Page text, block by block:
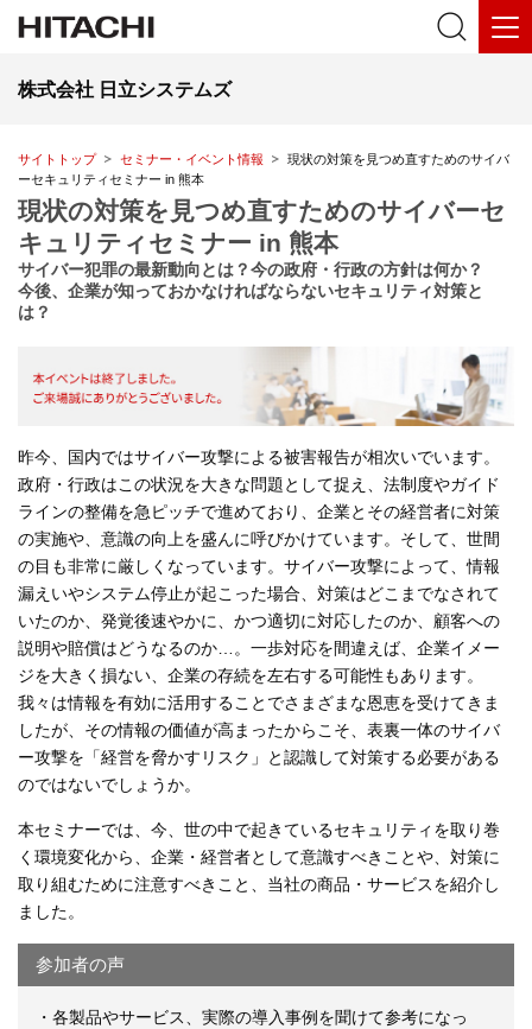
株式会社 日立システムズ
サイトトップ セミナー・イベント情報
現状の対策を見つめ直すためのサイバ
ーセキュリティセミナー in 熊本
現状の対策を見つめ直すためのサイバーセ
キュリティセミナー in 熊本
サイバー犯罪の最新動向とは？今の政府・行政の方針は何か？
今後、企業が知っておかなければならないセキュリティ対策と
は？
昨今、国内ではサイバー攻撃による被害報告が相次いでいます。
政府・行政はこの状況を大きな問題として捉え、法制度やガイド
ラインの整備を急ピッチで進めており、企業とその経営者に対策
の実施や、意識の向上を盛んに呼びかけています。そして、世間
の目も非常に厳しくなっています。サイバー攻撃によって、情報
漏えいやシステム停止が起こった場合、対策はどこまでなされて
いたのか、発覚後速やかに、かつ適切に対応したのか、顧客への
説明や賠償はどうなるのか…。一歩対応を間違えば、企業イメー
ジを大きく損ない、企業の存続を左右する可能性もあります。
我々は情報を有効に活用することでさまざまな恩恵を受けてきま
したが、その情報の価値が高まったからこそ、表裏一体のサイバ
ー攻撃を「経営を脅かすリスク」と認識して対策する必要がある
のではないでしょうか。
本セミナーでは、今、世の中で起きているセキュリティを取り巻
く環境変化から、企業・経営者として意識すべきことや、対策に
取り組むために注意すべきこと、当社の商品・サービスを紹介し
ました。
参加者の声
・各製品やサービス、実際の導入事例を聞けて参考になっ